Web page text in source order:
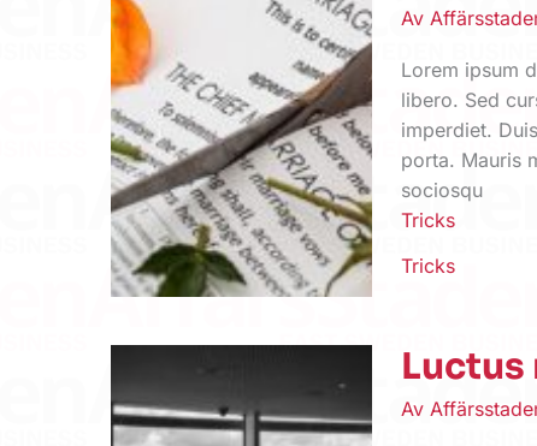
Av
Lorem ipsum
libero. Sed
imperdiet.
porta. Mauris
sociosqu
Tricks
Tricks
Luctus
Av